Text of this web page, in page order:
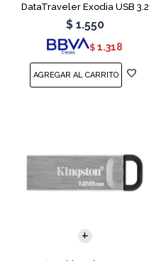
DataTraveler Exodia USB 3.2
$ 1.550
$ 1.318